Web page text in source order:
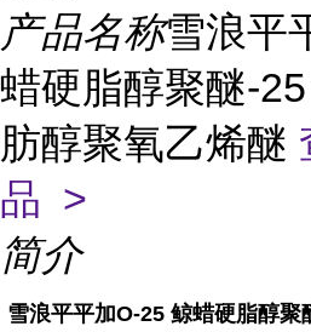
产品名称雪浪平
蜡硬脂醇聚醚-
肪醇聚氧乙烯醚
品 >
简介
雪浪平平加O-25 鲸蜡硬脂醇聚